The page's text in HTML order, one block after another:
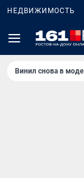
НЕДВИЖИМОСТЬ
Винил снова в моде